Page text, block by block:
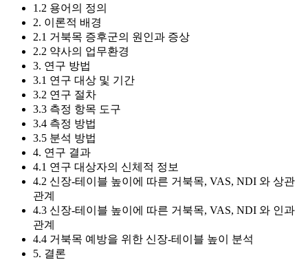
1.2 용어의 정의
2. 이론적 배경
2.1 거북목 증후군의 원인과 증상
2.2 약사의 업무환경
3. 연구 방법
3.1 연구 대상 및 기간
3.2 연구 절차
3.3 측정 항목 도구
3.4 측정 방법
3.5 분석 방법
4. 연구 결과
4.1 연구 대상자의 신체적 정보
4.2 신장-테이블 높이에 따른 거북목, VAS, NDI 와 상관
관계
4.3 신장-테이블 높이에 따른 거북목, VAS, NDI 와 인과
관계
4.4 거북목 예방을 위한 신장-테이블 높이 분석
5. 결론